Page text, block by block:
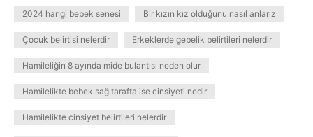
2024 hangi bebek senesi Bir kızın kız olduğunu nasıl anlarız
Çocuk belirtisi nelerdir Erkeklerde gebelik belirtileri nelerdir
Hamileliğin 8 ayında mide bulantısı neden olur
Hamilelikte bebek sağ tarafta ise cinsiyeti nedir
Hamilelikte cinsiyet belirtileri nelerdir